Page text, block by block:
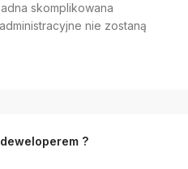
skomplikowana
nie zostaną
?